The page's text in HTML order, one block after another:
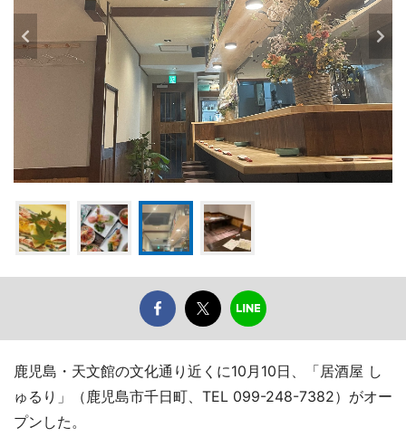
鹿児島・天文館の文化通り近くに10月10日、「居酒屋 し
ゅるり」（鹿児島市千日町、TEL 099-248-7382）がオー
プンした。